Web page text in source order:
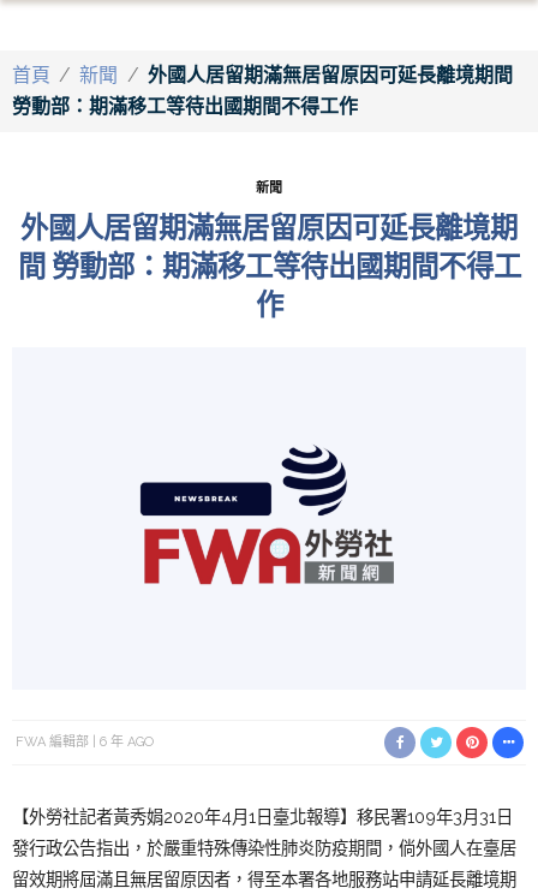
首頁 / 新聞 / 外國人居留期滿無居留原因可延長離境期間
勞動部：期滿移工等待出國期間不得工作
新聞
外國人居留期滿無居留原因可延長離境期
間 勞動部：期滿移工等待出國期間不得工
作
FWA 編輯部 6 年 AGO
【外勞社記者黃秀娟2020年4月1日臺北報導】移民署109年3月31日
發行政公告指出，於嚴重特殊傳染性肺炎防疫期間，倘外國人在臺居
留效期將屆滿且無居留原因者，得至本署各地服務站申請延長離境期